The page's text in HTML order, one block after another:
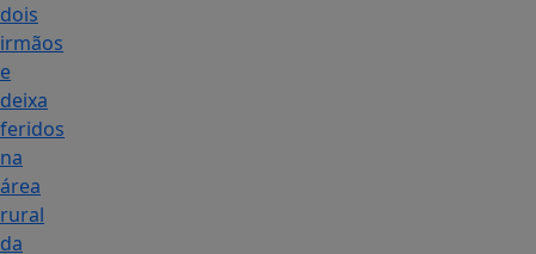
dois
irmãos
e
deixa
feridos
na
área
rural
da